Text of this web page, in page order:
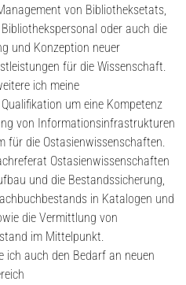
von Bibliotheksetats,
oder auch die
und Konzeption neuer
für die Wissenschaft.
ich meine
um eine Kompetenz
von Informationsinfrastrukturen
für die Ostasienwissenschaften.
Ostasienwissenschaften
und die Bestandssicherung,
in Katalogen und
die Vermittlung von
im Mittelpunkt.
ich auch den Bedarf an neuen